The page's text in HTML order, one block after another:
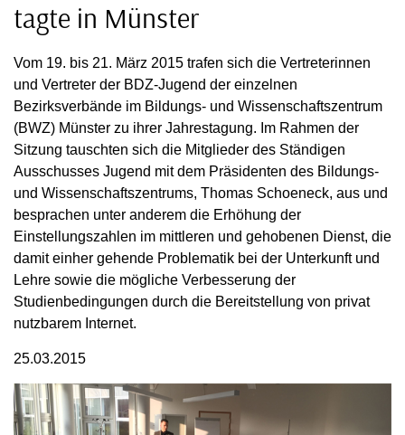
tagte in Münster
Vom 19. bis 21. März 2015 trafen sich die Vertreterinnen
und Vertreter der BDZ-Jugend der einzelnen
Bezirksverbände im Bildungs- und Wissenschaftszentrum
(BWZ) Münster zu ihrer Jahrestagung. Im Rahmen der
Sitzung tauschten sich die Mitglieder des Ständigen
Ausschusses Jugend mit dem Präsidenten des Bildungs-
und Wissenschaftszentrums, Thomas Schoeneck, aus und
besprachen unter anderem die Erhöhung der
Einstellungszahlen im mittleren und gehobenen Dienst, die
damit einher gehende Problematik bei der Unterkunft und
Lehre sowie die mögliche Verbesserung der
Studienbedingungen durch die Bereitstellung von privat
nutzbarem Internet.
25.03.2015